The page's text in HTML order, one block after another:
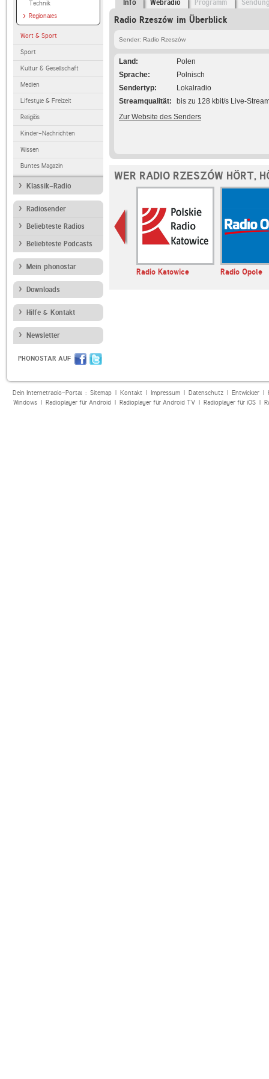
Technik
Regionales
Wort & Sport
Sport
Kultur & Gesellschaft
Medien
Lifestyle & Freizeit
Religiös
Kinder-Nachrichten
Wissen
Buntes Magazin
Klassik-Radio
Radiosender
Beliebteste Radios
Beliebteste Podcasts
Mein phonostar
Downloads
Hilfe & Kontakt
Newsletter
PHONOSTAR AUF
Info Webradio Programm
Radio Rzeszów im Überblick
Sender: Radio Rzeszów
Land
Polen
Sprache
Polnisch
Sendertyp
Lokalradio
Streamqualität
bis zu 128 kbit/s Live-
Zur Website des Senders
WER RADIO RZESZÓW HÖRT,
Radio Katowice Radio Opole
Dein Internetradio-Portal : Sitemap| Kontakt| Impressum| Datenschutz| Entwickler|
Windows| Radioplayer für Android| Radioplayer für Android TV| Radioplayer für iOS|